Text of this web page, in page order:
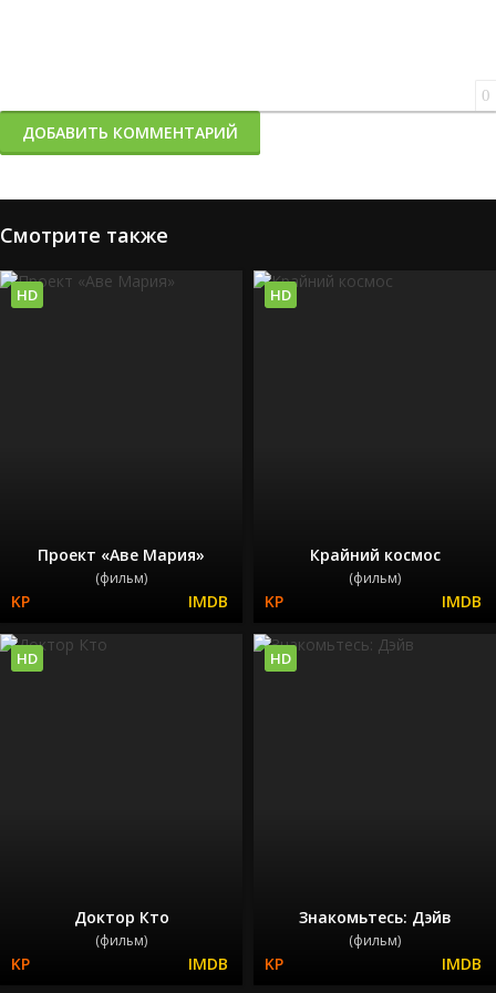
0
ДОБАВИТЬ КОММЕНТАРИЙ
Смотрите также
Проект «Аве Мария»
(фильм)
HD
Крайний космос
(фильм)
HD
Доктор Кто
(фильм)
HD
Знакомьтесь: Дэйв
(фильм)
HD